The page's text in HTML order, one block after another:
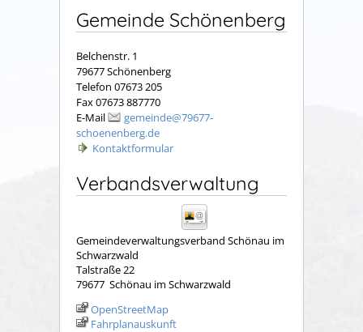
Gemeinde Schönenberg
Belchenstr. 1
79677 Schönenberg
Telefon 07673 205
Fax 07673 887770
E-Mail
gemeinde@79677-
schoenenberg.de
Kontaktformular
Verbandsverwaltung
Gemeindeverwaltungsverband Schönau im
Schwarzwald
Talstraße 22
79677 Schönau im Schwarzwald
OpenStreetMap
Fahrplanauskunft